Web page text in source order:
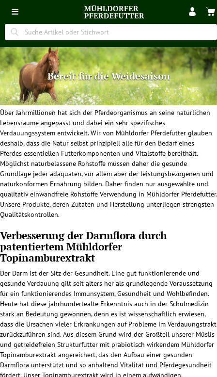
Bereit für die Weidesaison
Über Jahrmillionen hat sich der Pferdeorganismus an seine natürlichen
Lebensräume angepasst und dabei ein sehr spezifisches
Verdauungssystem entwickelt. Wir von Mühldorfer Pferdefutter glauben
deshalb, dass die Natur selbst prinzipiell alle für den Bedarf eines
Pferdes essentiellen Futterkomponenten und Vitalstoffe bereithält.
Möglichst naturbelassene Rohstoffe müssen daher die gesunde
Grundlage jeder adäquaten, vor allem aber der leistungsbezogenen und
naturkonformen Ernährung bilden. Daher finden nur ausgewählte und
qualitativ einwandfreie Rohstoffe Verwendung in Mühldorfer Pferdefutter.
Unsere Produkte, deren Zutaten und Herstellung unterliegen strengsten
Qualitätskontrollen.
Verbesserung der Darmflora durch
patentiertem Mühldorfer
Topinamburextrakt
Der Darm ist der Sitz der Gesundheit. Eine gut funktionierende und
gesunde Verdauung gilt seit alters her als grundlegende Voraussetzung
für ein funktionierendes Immunsystem, Gesundheit und Wohlbefinden.
Heute hat diese jahrhundertealte Erkenntnis auch in der Schulmedizin
stark an Bedeutung gewonnen, denn es ist wissenschaftlich erwiesen,
dass die Ursachen vieler Erkrankungen auf Probleme im Verdauungstrakt
zurückzuführen sind. Aus diesem Grund wird der Großteil unserer Müslis
und getreidefreien Strukturfutter mit präbiotisch wirkendem Mühldorfer
Topinamburextrakt angereichert, das den Aufbau einer gesunden
Darmflora unterstützt und so anhaltend Vitalität und Pferdegesundheit
fördert. Unser Topinamburextrakt wird in einem aufwändigen,